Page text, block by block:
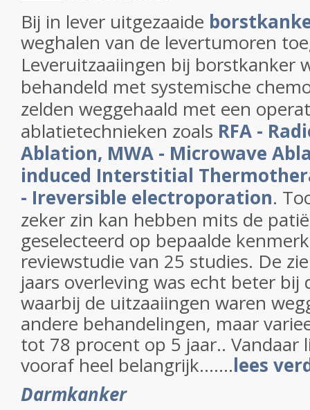
Bij in lever uitgezaaide
weghalen van de levertumoren
Leveruitzaaiingen bij borstkanker
behandeld met systemische
zelden weggehaald met een
ablatietechnieken zoals RFA -
Ablation, MWA - Microwave
induced Interstitial
- Ireversible electroporation.
zeker zin kan hebben mits de
geselecteerd op bepaalde
reviewstudie van 25 studies. De
jaars overleving was echt beter bij
waarbij de uitzaaiingen waren
andere behandelingen, maar
tot 78 procent op 5 jaar.. Vandaar
vooraf heel belangrijk.......lees
Darmkanker